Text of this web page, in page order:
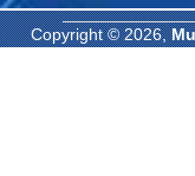
Copyright © 2026,